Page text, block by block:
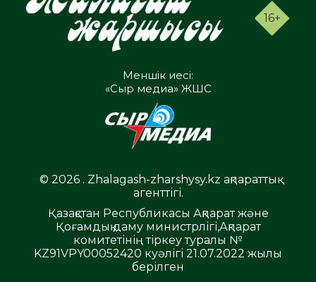
16+
Меншік иесі:
«Сыр медиа» ЖШС
© 2026 . Zhalagash-zharshysy.kz ақпараттық
агенттігі.
Қазақстан Республикасы Ақпарат және
Қоғамдық даму министрлігі,Ақпарат
комитетінің тіркеу туралы №
KZ91VPY00052420 куәлігі 21.07.2022 жылы
берілген